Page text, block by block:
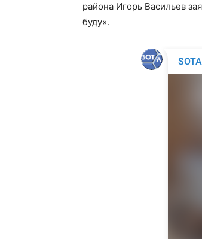
района Игорь Васильев
буду».